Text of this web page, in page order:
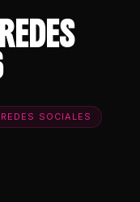
REDES SOCIALES